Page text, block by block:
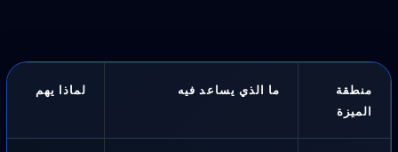
منطقة
الميزة
ما الذي يساعد فيه لماذا يهم